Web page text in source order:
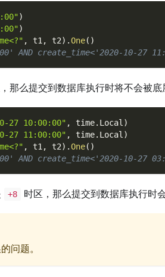
)
)
, t1 , t2) .One( )
AND create_time<'2020-10-27
那么提交到数据库执行时将不会被底
27 10:00:00" , time. Local )
27 11:00:00" , time. Local )
, t1 , t2) .One( )
AND create_time<'2020-10-27
+8 时区，那么提交到数据库执行时
问题。